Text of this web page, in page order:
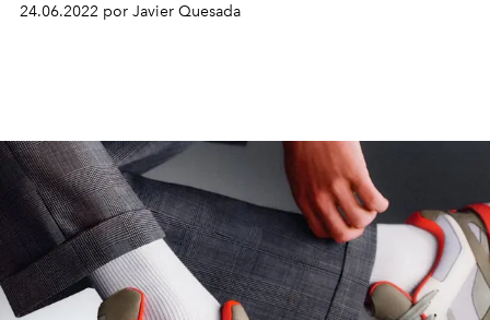
24.06.2022 por Javier Quesada